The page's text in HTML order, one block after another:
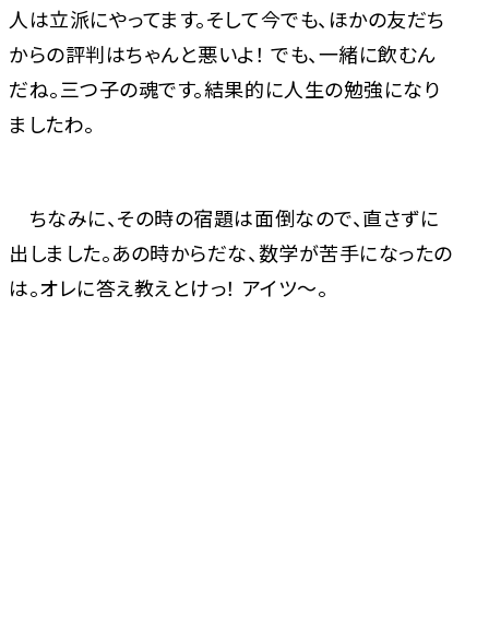
人は立派にやってます。そして今でも、ほかの友だち
からの評判はちゃんと悪いよ！ でも、一緒に飲むん
だね。三つ子の魂です。結果的に人生の勉強になり
ましたわ。
ちなみに、その時の宿題は面倒なので、直さずに
出しました。あの時からだな、数学が苦手になったの
は。オレに答え教えとけっ！ アイツ～。